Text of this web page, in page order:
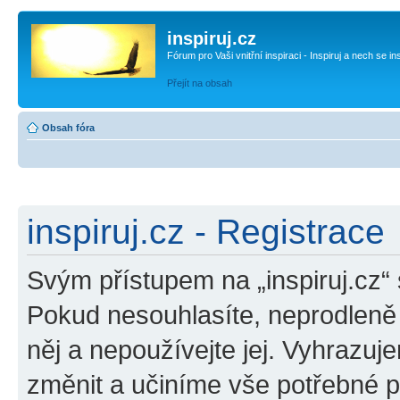
inspiruj.cz
Fórum pro Vaši vnitřní inspiraci - Inspiruj a nech se
Přejít na obsah
Obsah fóra
inspiruj.cz - Registrace
Svým přístupem na
Pokud nesouhlasíte,
něj a nepoužívejte jej.
změnit a učiníme vše potřebné